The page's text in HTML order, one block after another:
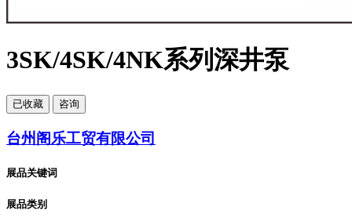
3SK/4SK/4NK系列深井泵
已收藏 咨询
台州阁乐工贸有限公司
展品关键词
展品类别